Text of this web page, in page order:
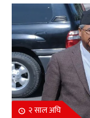
२ साल अघि